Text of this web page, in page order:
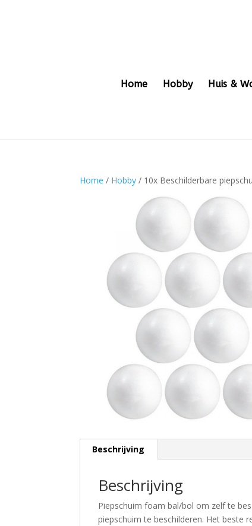
Home Hobby Huis &
Home / Hobby / 10x Beschilderbare
Beschrijving
Beschrijving
Piepschuim foam bal/bol om zelf te
piepschuim te beschilderen. Het beste